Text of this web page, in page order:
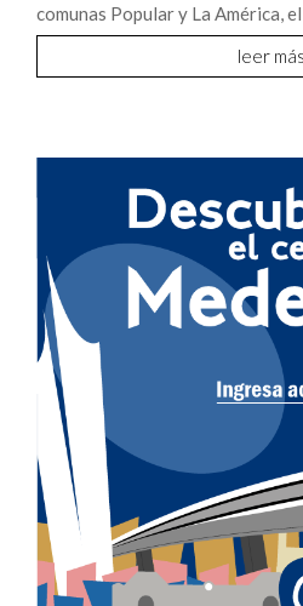
comunas Popular y La América,
leer más